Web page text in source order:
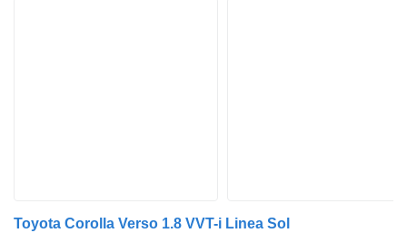
Toyota Corolla Verso 1.8 VVT-i Linea Sol